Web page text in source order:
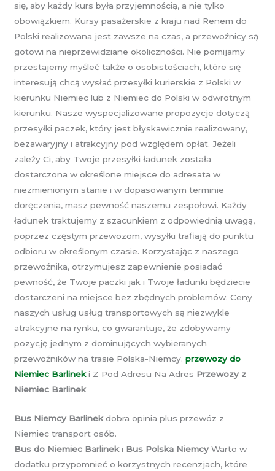
się, aby każdy kurs była przyjemnością, a nie tylko
obowiązkiem. Kursy pasażerskie z kraju nad Renem do
Polski realizowana jest zawsze na czas, a przewoźnicy są
gotowi na nieprzewidziane okoliczności. Nie pomijamy
przestajemy myśleć także o osobistościach, które się
interesują chcą wysłać przesyłki kurierskie z Polski w
kierunku Niemiec lub z Niemiec do Polski w odwrotnym
kierunku. Nasze wyspecjalizowane propozycje dotyczą
przesyłki paczek, który jest błyskawicznie realizowany,
bezawaryjny i atrakcyjny pod względem opłat. Jeżeli
zależy Ci, aby Twoje przesyłki ładunek została
dostarczona w określone miejsce do adresata w
niezmienionym stanie i w dopasowanym terminie
doręczenia, masz pewność naszemu zespołowi. Każdy
ładunek traktujemy z szacunkiem z odpowiednią uwagą,
poprzez częstym przewozom, wysyłki trafiają do punktu
odbioru w określonym czasie. Korzystając z naszego
przewoźnika, otrzymujesz zapewnienie posiadać
pewność, że Twoje paczki jak i Twoje ładunki będziecie
dostarczeni na miejsce bez zbędnych problemów. Ceny
naszych usług usług transportowych są niezwykle
atrakcyjne na rynku, co gwarantuje, że zdobywamy
pozycję jednym z dominujących wybieranych
przewoźników na trasie Polska-Niemcy. przewozy do
Niemiec Barlineki Z Pod Adresu Na Adres Przewozy z
Niemiec Barlinek
Bus Niemcy Barlinek dobra opinia plus przewóz z
Niemiec transport osób.
Bus do Niemiec Barlinek i Bus Polska Niemcy Warto w
dodatku przypomnieć o korzystnych recenzjach, które